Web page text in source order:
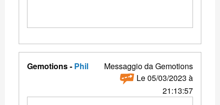
Gemotions - Phil
Messaggio da Gemotions
Le 05/03/2023 à
21:13:57